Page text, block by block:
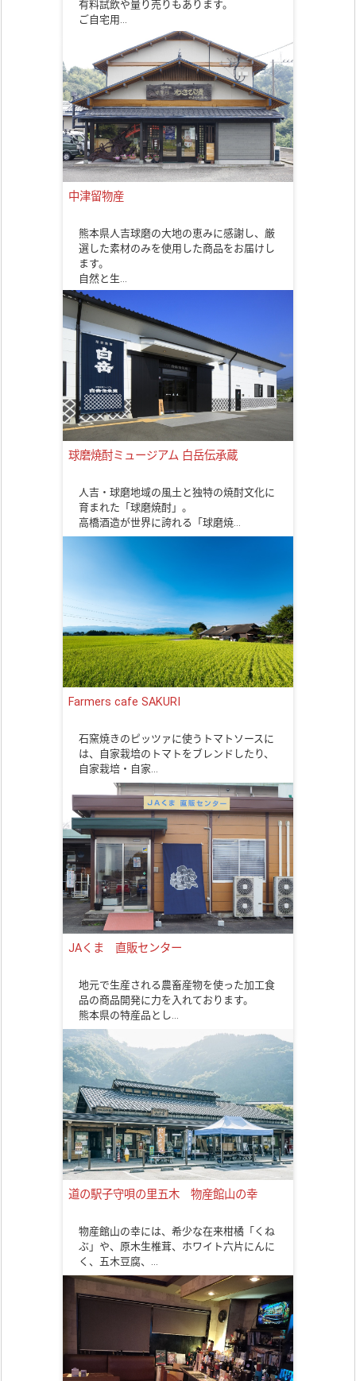
有料試飲や量り売りもあります。
ご自宅用…
中津留物産
熊本県人吉球磨の大地の恵みに感謝し、厳
選した素材のみを使用した商品をお届けし
ます。
自然と生…
球磨焼酎ミュージアム 白岳伝承蔵
人吉・球磨地域の風土と独特の焼酎文化に
育まれた「球磨焼酎」。
高橋酒造が世界に誇れる「球磨焼…
Farmers cafe SAKURI
石窯焼きのピッツァに使うトマトソースに
は、自家栽培のトマトをブレンドしたり、
自家栽培・自家…
JAくま 直販センター
地元で生産される農畜産物を使った加工食
品の商品開発に力を入れております。
熊本県の特産品とし…
道の駅子守唄の里五木 物産館山の幸
物産館山の幸には、希少な在来柑橘「くね
ぶ」や、原木生椎茸、ホワイト六片にんに
く、五木豆腐、…